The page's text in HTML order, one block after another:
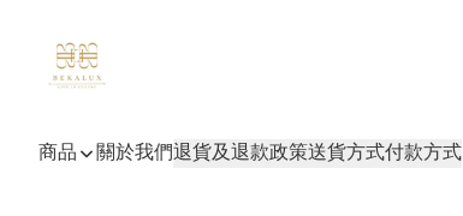
商品 關於我們退貨及退款政策送貨方式付款方式